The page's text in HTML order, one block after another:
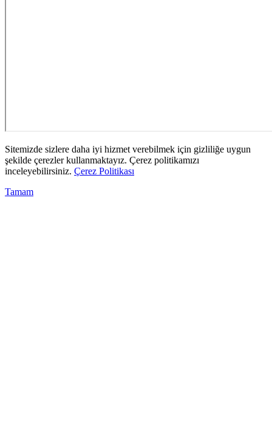
Sitemizde sizlere daha iyi hizmet verebilmek için gizliliğe uygun
şekilde çerezler kullanmaktayız. Çerez politikamızı
inceleyebilirsiniz. Çerez Politikası
Tamam